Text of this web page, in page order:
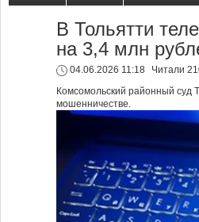
В Тольятти
на 3,4 млн
04.06.2026 11:18
Читали
Комсомольский районный суд
мошенничестве.